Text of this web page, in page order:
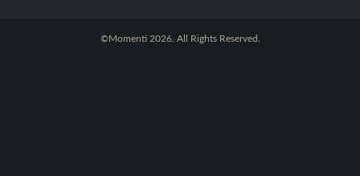
©Momenti 2026. All Rights Reserved.